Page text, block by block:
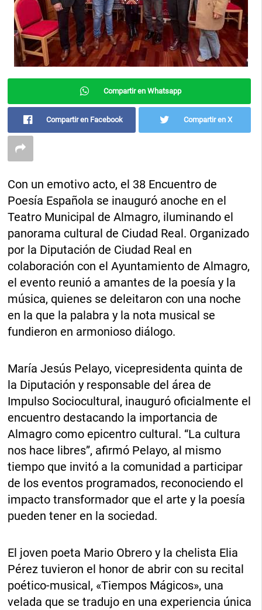
Compartir en Whatsapp
Compartir en Facebook Compartir en X
Con un emotivo acto, el 38 Encuentro de
Poesía Española se inauguró anoche en el
Teatro Municipal de Almagro, iluminando el
panorama cultural de Ciudad Real. Organizado
por la Diputación de Ciudad Real en
colaboración con el Ayuntamiento de Almagro,
el evento reunió a amantes de la poesía y la
música, quienes se deleitaron con una noche
en la que la palabra y la nota musical se
fundieron en armonioso diálogo.
María Jesús Pelayo, vicepresidenta quinta de
la Diputación y responsable del área de
Impulso Sociocultural, inauguró oficialmente el
encuentro destacando la importancia de
Almagro como epicentro cultural. “La cultura
nos hace libres”, afirmó Pelayo, al mismo
tiempo que invitó a la comunidad a participar
de los eventos programados, reconociendo el
impacto transformador que el arte y la poesía
pueden tener en la sociedad.
El joven poeta Mario Obrero y la chelista Elia
Pérez tuvieron el honor de abrir con su recital
poético-musical, «Tiempos Mágicos», una
velada que se tradujo en una experiencia única